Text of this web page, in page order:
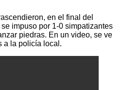
en el final del
impuso por 1-0 simpatizantes
piedras. En un video, se ve
a la policía local.